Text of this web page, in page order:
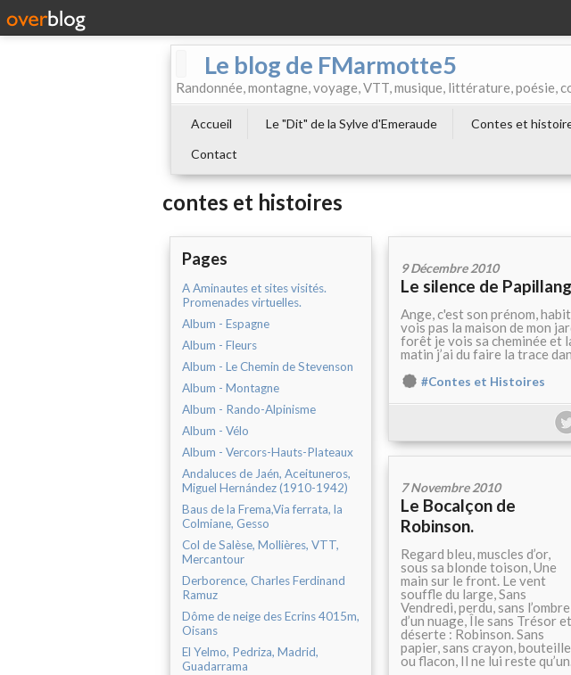
Le blog de FMarmotte5
Randonnée, montagne, voyage, VTT, musique, littérature, poésie,
Accueil Le "Dit" de la Sylve d'Emeraude Contes et
Contact
contes et histoires
Pages
A Aminautes et sites visités.
Promenades virtuelles.
Album - Espagne
Album - Fleurs
Album - Le Chemin de Stevenson
Album - Montagne
Album - Rando-Alpinisme
Album - Vélo
Album - Vercors-Hauts-Plateaux
Andaluces de Jaén, Aceituneros,
Miguel Hernández (1910-1942)
Baus de la Frema,Via ferrata, la
Colmiane, Gesso
Col de Salèse, Mollières, VTT,
Mercantour
Derborence, Charles Ferdinand
Ramuz
Dôme de neige des Ecrins 4015m,
Oisans
El Yelmo, Pedriza, Madrid,
Guadarrama
9 Décembre 2010
Le silence de
Ange, c'est son prénom,
vois pas la maison de mon
forêt je vois sa cheminée et
matin j’ai du faire la trace
#Contes et Histoires
7 Novembre 2010
Le Bocalçon de
Robinson.
Regard bleu, muscles d’or,
sous sa blonde toison, Une
main sur le front. Le vent
souffle du large, Sans
Vendredi, perdu, sans l’ombre
d’un nuage, Île sans Trésor et
déserte : Robinson. Sans
papier, sans crayon, bouteille
ou flacon, Il ne lui reste